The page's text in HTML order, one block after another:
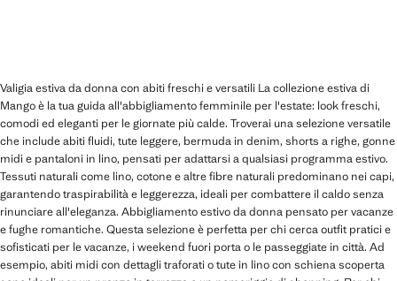
Valigia estiva da donna con abiti freschi e versatili La collezione estiva di
Mango è la tua guida all'abbigliamento femminile per l'estate: look freschi,
comodi ed eleganti per le giornate più calde. Troverai una selezione versatile
che include abiti fluidi, tute leggere, bermuda in denim, shorts a righe, gonne
midi e pantaloni in lino, pensati per adattarsi a qualsiasi programma estivo.
Tessuti naturali come lino, cotone e altre fibre naturali predominano nei capi,
garantendo traspirabilità e leggerezza, ideali per combattere il caldo senza
rinunciare all'eleganza. Abbigliamento estivo da donna pensato per vacanze
e fughe romantiche. Questa selezione è perfetta per chi cerca outfit pratici e
sofisticati per le vacanze, i weekend fuori porta o le passeggiate in città. Ad
esempio, abiti midi con dettagli traforati o tute in lino con schiena scoperta